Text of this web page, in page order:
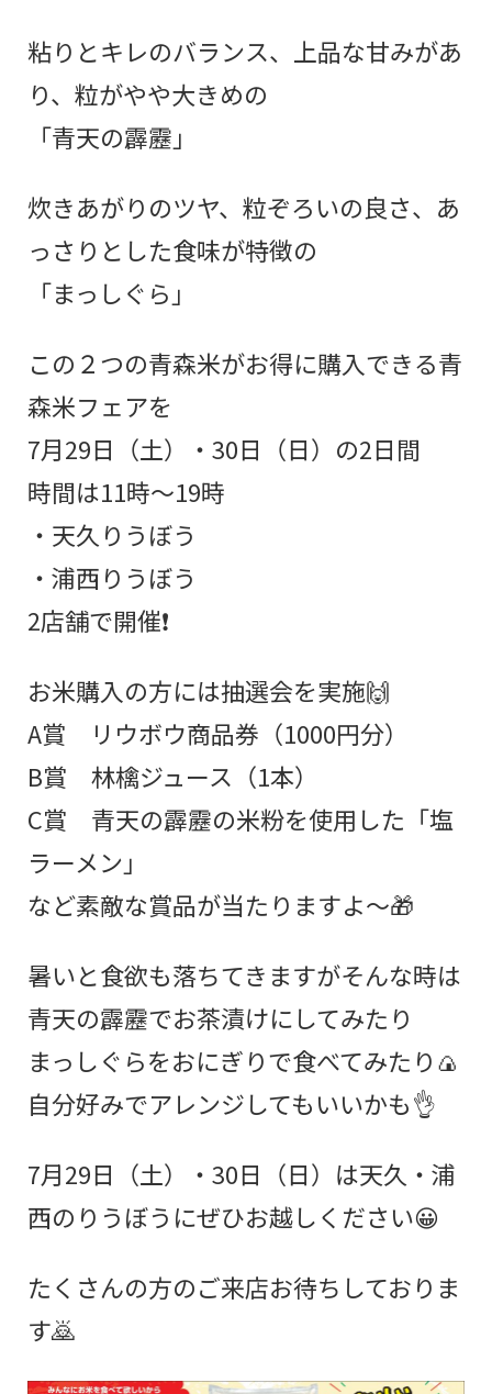
粘りとキレのバランス、
上品な甘みがあ
り、 粒がやや大きめの
「青天の霹靂」
炊きあがりのツヤ、 粒ぞろいの良さ、 あ
っさりとした食味が特徴の
「まっしぐら」
この２つの青森米がお得に購入できる青
森米フェアを
7月29日（土）・30日（日）の2日間
時間は11時〜19時
・天久りうぼう
・浦西りうぼう
2店舗で開催❗
お米購入の方には抽選会を実施🙌
A賞 リウボウ商品券（1000円分）
B賞 林檎ジュース（1本）
C賞 青天の霹靂の米粉を使用した「塩
ラーメン」
など素敵な賞品が当たりますよ～🎁
暑いと食欲も落ちてきますがそんな時は
青天の霹靂でお茶漬けにしてみたり
まっしぐらをおにぎりで食べてみたり🍙
自分好みでアレンジしてもいいかも👌
7月29日（土）・30日（日）は天久・浦
西のりうぼうにぜひお越しください😀
たくさんの方のご来店お待ちしておりま
す🙇